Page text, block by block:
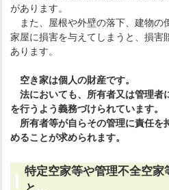
があります。
また、屋根や外壁の落下、建物の
家屋に損害を与えてしまうと、損害
あります。
空き家は個人の財産です。
法においても、所有者又は管理者
を行うよう義務づけられています。
所有者等が自らその管理に責任を
めることが求められます。
特定空家等や管理不全空家